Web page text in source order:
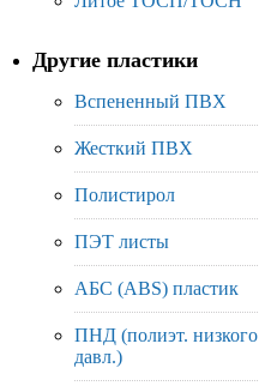
Другие пластики
Вспененный ПВХ
Жесткий ПВХ
Полистирол
ПЭТ листы
АБС (ABS) пластик
ПНД (полиэт. низкого
давл.)